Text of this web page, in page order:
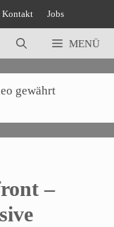
Kontakt Jobs
MENÜ
gewährt
–